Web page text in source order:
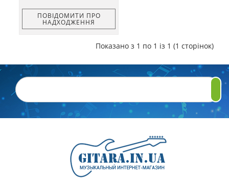
ПОВІДОМИТИ ПРО
НАДХОДЖЕННЯ
Показано з 1 по 1 із 1 (1 сторінок)